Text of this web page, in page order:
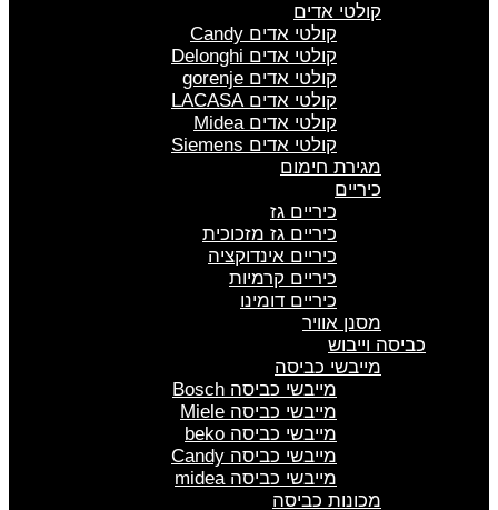
קולטי אדים
קולטי אדים Candy
קולטי אדים Delonghi
קולטי אדים gorenje
קולטי אדים LACASA
קולטי אדים Midea
קולטי אדים Siemens
מגירת חימום
כיריים
כיריים גז
כיריים גז מזכוכית
כיריים אינדוקציה
כיריים קרמיות
כיריים דומינו
מסנן אוויר
כביסה וייבוש
מייבשי כביסה
מייבשי כביסה Bosch
מייבשי כביסה Miele
מייבשי כביסה beko
מייבשי כביסה Candy
מייבשי כביסה midea
מכונות כביסה